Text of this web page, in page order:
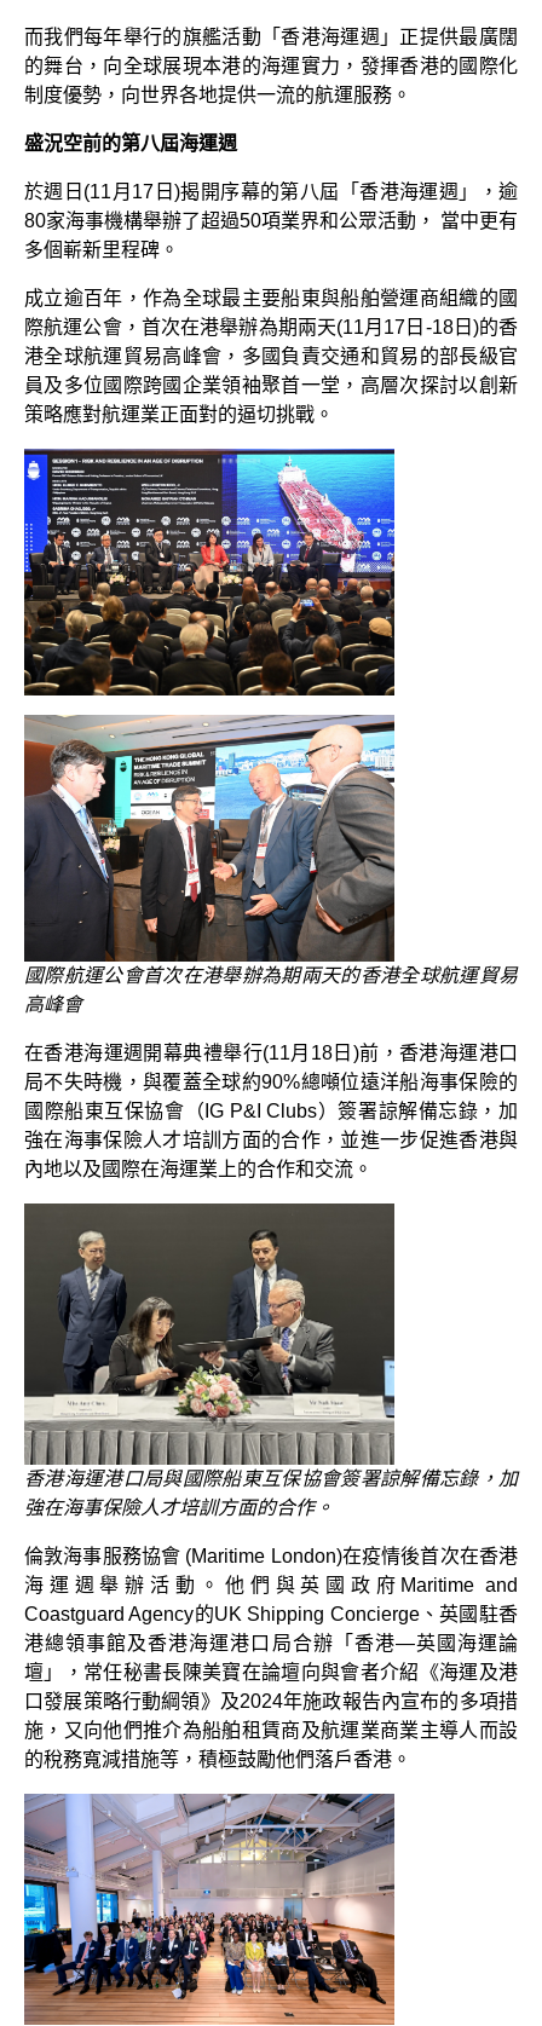
而我們每年舉行的旗艦活動「香港海運週」正提供最廣闊
的舞台，向全球展現本港的海運實力，發揮香港的國際化
制度優勢，向世界各地提供一流的航運服務。
盛況空前的第八屆海運週
於週日(11月17日)揭開序幕的第八屆「香港海運週」，逾
80家海事機構舉辦了超過50項業界和公眾活動， 當中更有
多個嶄新里程碑。
成立逾百年，作為全球最主要船東與船舶營運商組織的國
際航運公會，首次在港舉辦為期兩天(11月17日-18日)的香
港全球航運貿易高峰會，多國負責交通和貿易的部長級官
員及多位國際跨國企業領袖聚首一堂，高層次探討以創新
策略應對航運業正面對的逼切挑戰。
國際航運公會首次在港舉辦為期兩天的香港全球航運貿易
高峰會
在香港海運週開幕典禮舉行(11月18日)前，香港海運港口
局不失時機，與覆蓋全球約90%總噸位遠洋船海事保險的
國際船東互保協會（IG P&I Clubs）簽署諒解備忘錄，加
強在海事保險人才培訓方面的合作，並進一步促進香港與
內地以及國際在海運業上的合作和交流。
香港海運港口局與國際船東互保協會簽署諒解備忘錄，加
強在海事保險人才培訓方面的合作。
倫敦海事服務協會 (Maritime London)在疫情後首次在香港
海運週舉辦活動。他們與英國政府Maritime and
Coastguard Agency的UK Shipping Concierge、英國駐香
港總領事館及香港海運港口局合辦「香港—英國海運論
壇」，常任秘書長陳美寶在論壇向與會者介紹《海運及港
口發展策略行動綱領》及2024年施政報告內宣布的多項措
施，又向他們推介為船舶租賃商及航運業商業主導人而設
的稅務寬減措施等，積極鼓勵他們落戶香港。